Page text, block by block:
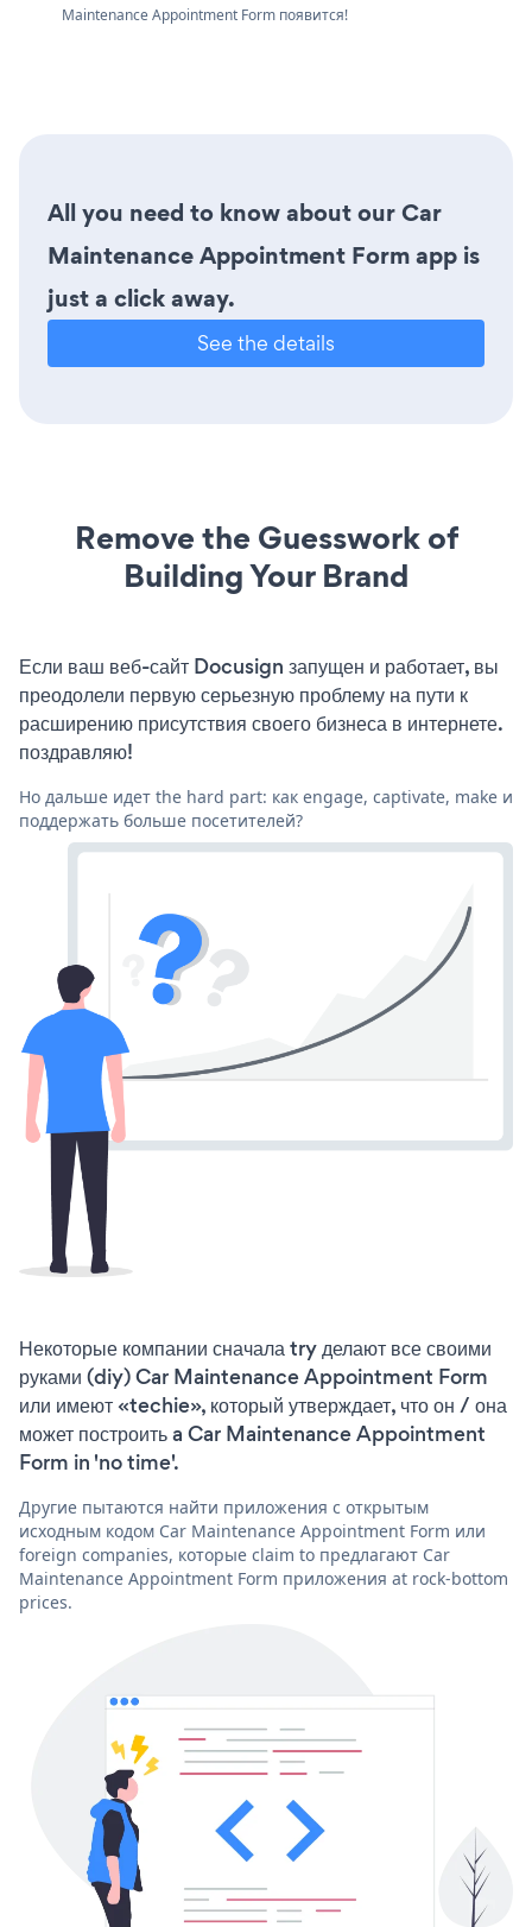
Maintenance Appointment Form появится!
All you need to know about our Car
Maintenance Appointment Form app is
just a click away.
See the details
Remove the Guesswork of
Building Your Brand
Если ваш веб-сайт Docusign запущен и работает, вы
преодолели первую серьезную проблему на пути к
расширению присутствия своего бизнеса в интернете.
поздравляю!
Но дальше идет the hard part: как engage, captivate, make и
поддержать больше посетителей?
Некоторые компании сначала try делают все своими
руками (diy) Car Maintenance Appointment Form
или имеют «techie», который утверждает, что он / она
может построить a Car Maintenance Appointment
Form in 'no time'.
Другие пытаются найти приложения с открытым
исходным кодом Car Maintenance Appointment Form или
foreign companies, которые claim to предлагают Car
Maintenance Appointment Form приложения at rock-bottom
prices.